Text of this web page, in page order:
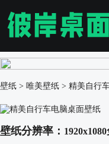
壁纸 > 唯美壁纸 > 精美自行
壁纸分辨率：